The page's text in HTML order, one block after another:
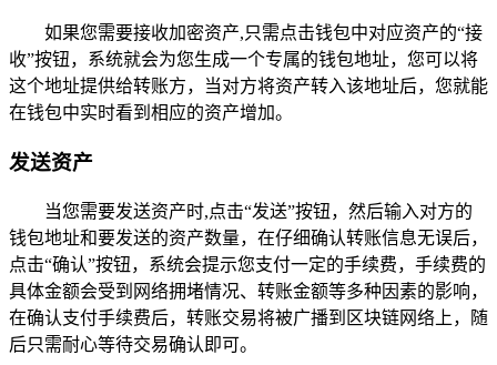
如果您需要接收加密资产,只需点击钱包中对应资产的“接
收”按钮，系统就会为您生成一个专属的钱包地址，您可以将
这个地址提供给转账方，当对方将资产转入该地址后，您就能
在钱包中实时看到相应的资产增加。
发送资产
当您需要发送资产时,点击“发送”按钮，然后输入对方的
钱包地址和要发送的资产数量，在仔细确认转账信息无误后，
点击“确认”按钮，系统会提示您支付一定的手续费，手续费的
具体金额会受到网络拥堵情况、转账金额等多种因素的影响，
在确认支付手续费后，转账交易将被广播到区块链网络上，随
后只需耐心等待交易确认即可。